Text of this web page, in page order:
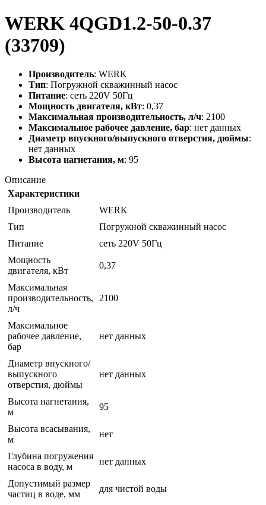
WERK 4QGD1.2-50-0.37
(33709)
Производитель: WERK
Тип: Погружной скважинный насос
Питание: сеть 220V 50Гц
Мощность двигателя, кВт: 0,37
Максимальная производительность, л/ч: 2100
Максимальное рабочее давление, бар: нет данных
Диаметр впускного/выпускного отверстия, дюймы:
нет данных
Высота нагнетания, м: 95
Описание
Характеристики
Производитель
WERK
Тип
Погружной скважинный насос
Питание
сеть 220V 50Гц
Мощность
двигателя, кВт
0,37
Максимальная
производительность,
л/ч
2100
Максимальное
рабочее давление,
бар
нет данных
Диаметр впускного/
выпускного
отверстия, дюймы
нет данных
Высота нагнетания,
м
95
Высота всасывания,
м
нет
Глубина погружения
насоса в воду, м
нет данных
Допустимый размер
частиц в воде, мм
для чистой воды